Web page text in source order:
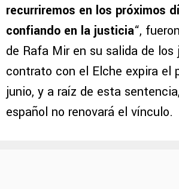
recurriremos en los próximos
confiando en la justicia“,
de Rafa Mir en su salida de los
contrato con el Elche expira el
junio, y a raíz de esta
español no renovará el vínculo.